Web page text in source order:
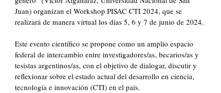
Juan) organizan el Workshop PISAC CTI 2024, que se
realizará de manera virtual los días 5, 6 y 7 de junio de 2024.
Este evento científico se propone como un amplio espacio
federal de intercambio entre investigadores/as, becarios/as y
tesistas argentinos/as, con el objetivo de dialogar, discutir y
reflexionar sobre el estado actual del desarrollo en ciencia,
tecnología e innovación (CTI) en el país.